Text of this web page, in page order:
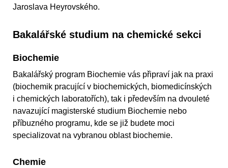
Jaroslava Heyrovského.
Bakalářské studium na chemické sekci
Biochemie
Bakalářský program Biochemie vás připraví jak na praxi
(biochemik pracující v biochemických, biomedicínských
i chemických laboratořích), tak i především na dvouleté
navazující magisterské studium Biochemie nebo
příbuzného programu, kde se již budete moci
specializovat na vybranou oblast biochemie.
Chemie